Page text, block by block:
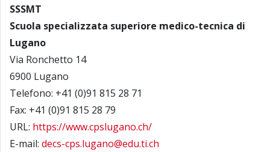
SSSMT
Scuola specializzata superiore medico-tecnica di
Lugano
Via Ronchetto 14
6900 Lugano
Telefono: +41 (0)91 815 28 71
Fax: +41 (0)91 815 28 79
URL: https://www.cpslugano.ch/
E-mail: decs-cps.lugano@edu.ti.ch